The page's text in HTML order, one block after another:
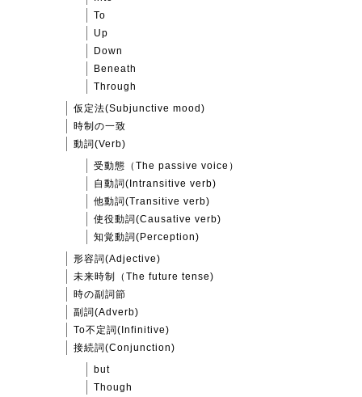
To
Up
Down
Beneath
Through
仮定法(Subjunctive mood)
時制の一致
動詞(Verb)
受動態（The passive voice）
自動詞(Intransitive verb)
他動詞(Transitive verb)
使役動詞(Causative verb)
知覚動詞(Perception)
形容詞(Adjective)
未来時制（The future tense)
時の副詞節
副詞(Adverb)
To不定詞(Infinitive)
接続詞(Conjunction)
but
Though